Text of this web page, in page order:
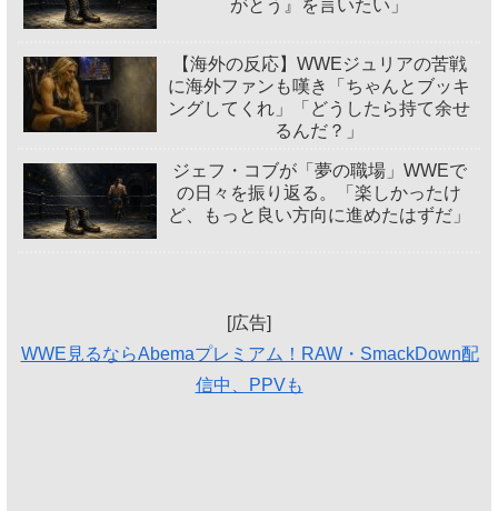
がとう』を言いたい」
【海外の反応】WWEジュリアの苦戦
に海外ファンも嘆き「ちゃんとブッキ
ングしてくれ」「どうしたら持て余せ
るんだ？」
ジェフ・コブが「夢の職場」WWEで
の日々を振り返る。「楽しかったけ
ど、もっと良い方向に進めたはずだ」
[広告]
WWE見るならAbemaプレミアム！RAW・SmackDown配
信中、PPVも